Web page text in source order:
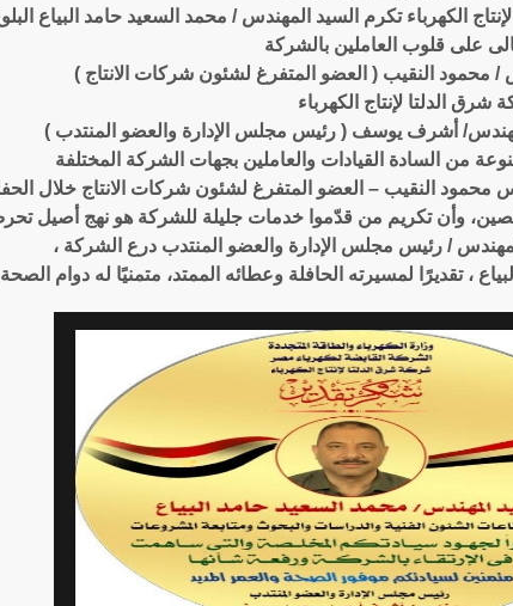
الكهرباءتكرم السيد المهندس / محمد السعيد حامد البياع
على قلوب العاملين بالشركة
/ محمود النقيب ( العضو المتفرغ لشئون شركات الانتاج )
الدلتا لإنتاج الكهرباء
أشرف يوسف ( رئيس مجلس الإدارة والعضو المنتدب )
من السادة القيادات والعاملين بجهات الشركة المختلفة
محمود النقيب – العضو المتفرغ لشئون شركات الانتاج خلال
وأن تكريم من قدّموا خدمات جليلة للشركة هو نهج أصيل
/ رئيس مجلس الإدارة والعضو المنتدب درع الشركة ،
، تقديرًا لمسيرته الحافلة وعطائه الممتد، متمنيًا له دوام